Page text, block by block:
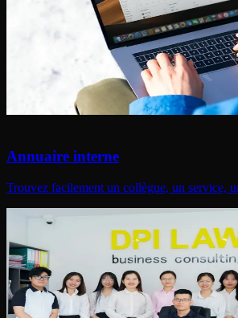
Annuaire interne
Trouvez facilement un collègue, un service,